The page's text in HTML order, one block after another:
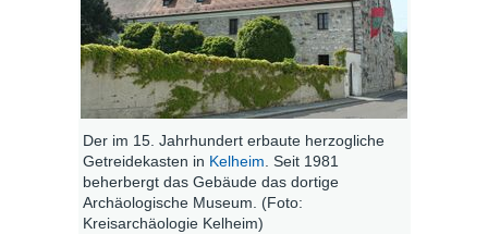
Der im 15. Jahrhundert erbaute herzogliche
Getreidekasten in Kelheim. Seit 1981
beherbergt das Gebäude das dortige
Archäologische Museum. (Foto:
Kreisarchäologie Kelheim)